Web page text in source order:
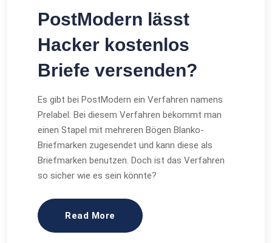
PostModern lässt
Hacker kostenlos
Briefe versenden?
Es gibt bei PostModern ein Verfahren namens
Prelabel. Bei diesem Verfahren bekommt man
einen Stapel mit mehreren Bögen Blanko-
Briefmarken zugesendet und kann diese als
Briefmarken benutzen. Doch ist das Verfahren
so sicher wie es sein könnte?
Read More